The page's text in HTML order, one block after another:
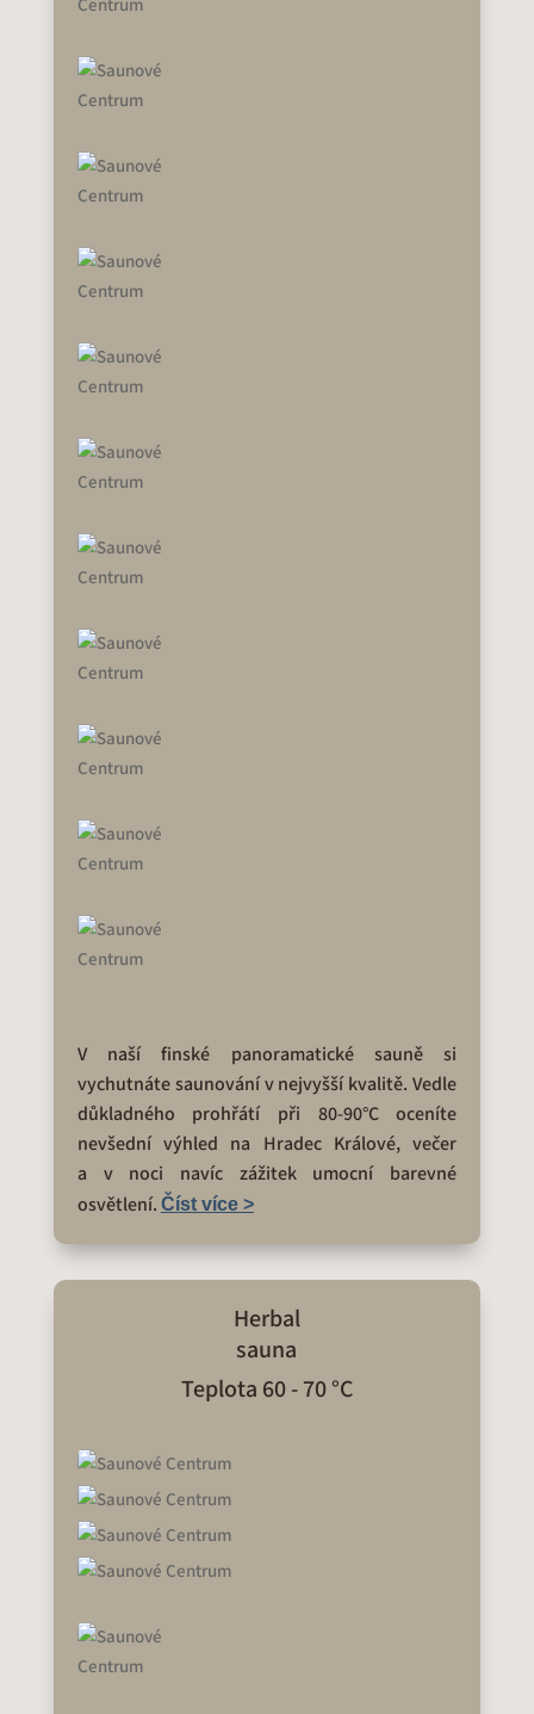
V naší finské panoramatické sauně si
vychutnáte saunování v nejvyšší kvalitě. Vedle
důkladného prohřátí při 80-90°C oceníte
nevšední výhled na Hradec Králové, večer
a v noci navíc zážitek umocní barevné
osvětlení. Číst více >
Herbal
sauna
Teplota 60 - 70 °C